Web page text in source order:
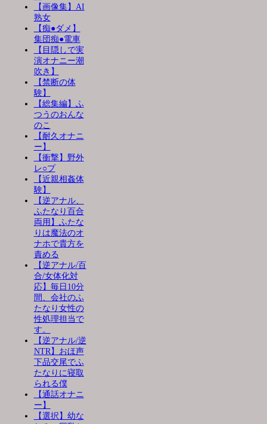
【画像集】AI
熟女
【痴●ダメ】
集団痴●電車
【目隠しで実
演オナニー潮
吹き】
【禁断の体
験】
【総集編】ふ
つうのおんな
のこ
【耐久オナニ
ー】
【衝撃】野外
レ○プ
【近親相姦体
験】
【逆アナル、
ふたなり百合
両用】ふたな
りは魔法のオ
ナホで貴方を
責める
【逆アナル/百
合/女体化対
応】毎日10分
間、会社のふ
たなり女性の
性処理担当で
す。
【逆アナル/逆
NTR】おほ声
下品交尾でふ
たなりに寝取
られる僕
【通話オナニ
ー】
【選択】幼な